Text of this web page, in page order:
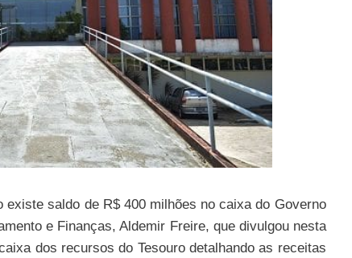
saldo de R$ 400 milhões no caixa do Governo
e Finanças, Aldemir Freire, que divulgou nesta
dos recursos do Tesouro detalhando as receitas